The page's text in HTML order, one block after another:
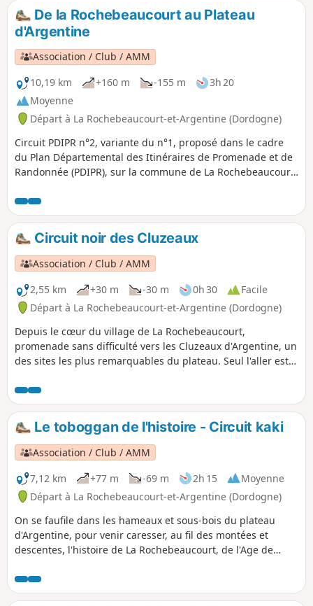
De la Rochebeaucourt au Plateau
d'Argentine
Association / Club / AMM
10,19 km
+160 m -155 m
3h 20
Moyenne
Départ à La Rochebeaucourt-et-Argentine (Dordogne)
Circuit PDIPR n°2, variante du n°1, proposé dans le cadre
du Plan Départemental des Itinéraires de Promenade et de
Randonnée (PDIPR), sur la commune de La Rochebeaucourt
l'église d'Argentine et son passé historique. Puis une longue
errance sur l'empreinte de l'ancienne voie ferrée
Angoulême - Marmande, vous mènera à travers bois et
taillis sur le plateau calcaire en bordure du terrain
d'aviation, avant de basculer sur un versant verdoyant qui
fait face à la Nizonne et rejoint le village.
Circuit noir des Cluzeaux
Association / Club / AMM
2,55 km
+30 m -30 m 0h 30
Facile
Départ à La Rochebeaucourt-et-Argentine (Dordogne)
Depuis le cœur du village de La Rochebeaucourt,
promenade sans difficulté vers les Cluzeaux d'Argentine, un
des sites les plus remarquables du plateau. Seul l'aller est
ou prolonger la promenade en rejoignant d'autres sentiers
fléchés autour de l'église d'Argentine toute près ou, un peu
plus loin, l'aire de stationnement du Plateau d'Argentine.
Le toboggan de l'histoire - Circuit kaki
Association / Club / AMM
7,12 km
+77 m -69 m 2h 15
Moyenne
Départ à La Rochebeaucourt-et-Argentine (Dordogne)
On se faufile dans les hameaux et sous-bois du plateau
d'Argentine, pour venir caresser, au fil des montées et
descentes, l'histoire de La Rochebeaucourt, de l'Age de